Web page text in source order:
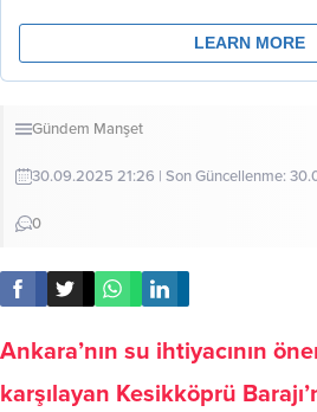
Gündem Manşet
30.09.2025 21:26 | Son Güncellenme:
0
Ankara’nın su ihtiyacının
karşılayan Kesikköprü